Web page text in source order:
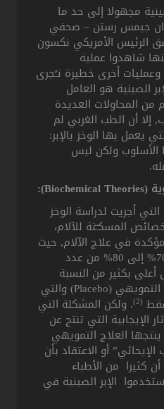
إلى حد ما
كان جيمس رستن – صحفي
الأمريكي نكسون
عملية
أخرى خطيرة تـُجرى
هو العامل
العديدة
أن الطب الغربي لم
بها الوخز بالإبر:
ولكن ليس
Biochemical
لدراسة الوخز
المسكـّنة للآلام،
في علاج الآلام, حيث
تصل نسبة نجاحه ما بين 70% إلى 80% من عدد
من النسبة
المحققة باستخدام العلاج التمويهي (Placebo) والتي
. ولكن المشكلة التي
التي تنتج عن
العلاج التمويهي
أو الاعتقاد بأن
من الأطباء
الإبر الصينية في